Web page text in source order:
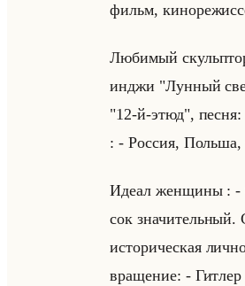
фильм,
Лю­би­мый
ин­джи "Лун­ный
"12-й-этюд",
: - Рос­сия,
Идеал жен­щи­ны : -
сок зна­чи­тельный.
ис­то­ри­че­ская
вра­ще­ние: -